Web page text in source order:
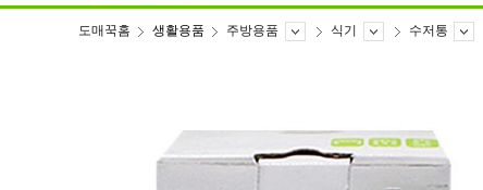
도매꾹홈 생활용품 주방용품 식기 수저통